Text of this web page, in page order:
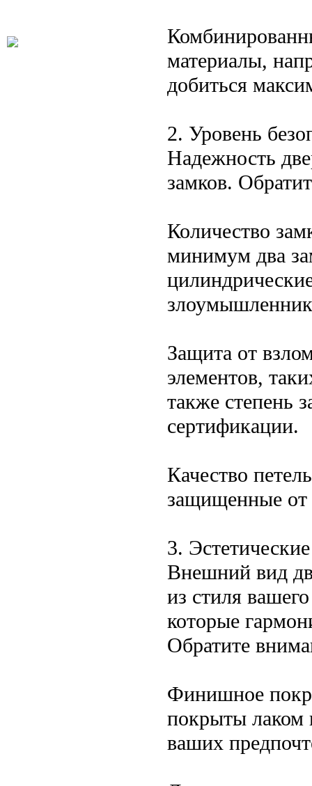
материалы,
добиться
2. Уровень
Надежность
замков.
Количество
минимум два
Защита от
элементов,
также степень
сертификации.
Качество
защищенные от
3.
Внешний вид
из стиля
которые
Обратите
Финишное
покрыты
ваших